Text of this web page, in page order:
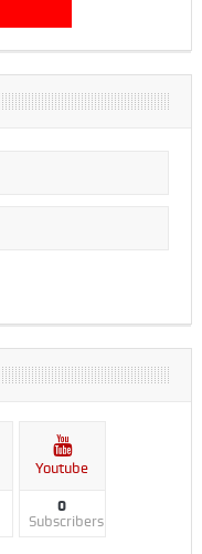
Youtube
0
Subscribers